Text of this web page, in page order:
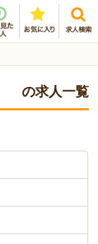
の求人一覧